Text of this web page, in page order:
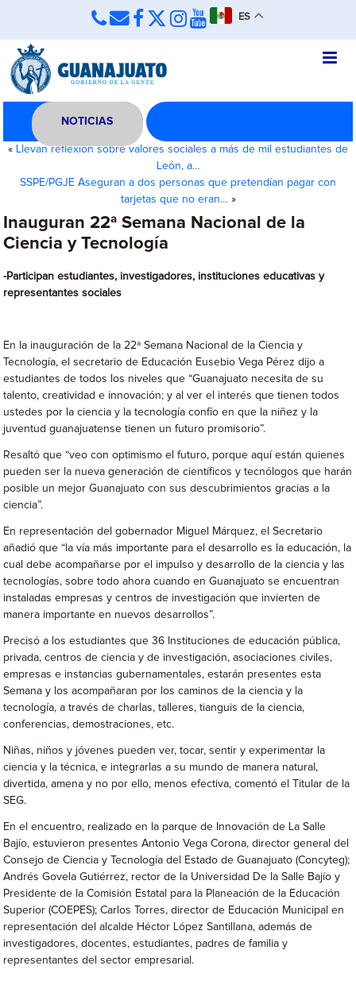
ES
NOTICIAS
« Llevan reflexión sobre valores sociales a más de mil estudiantes de
León, a…
SSPE/PGJE Aseguran a dos personas que pretendían pagar con
tarjetas que no eran… »
Inauguran 22ª Semana Nacional de la
Ciencia y Tecnología
-Participan estudiantes, investigadores, instituciones educativas y
representantes sociales
En la inauguración de la 22ª Semana Nacional de la Ciencia y
Tecnología, el secretario de Educación Eusebio Vega Pérez dijo a
estudiantes de todos los niveles que “Guanajuato necesita de su
talento, creatividad e innovación; y al ver el interés que tienen todos
ustedes por la ciencia y la tecnología confío en que la niñez y la
juventud guanajuatense tienen un futuro promisorio”.
Resaltó que “veo con optimismo el futuro, porque aquí están quienes
pueden ser la nueva generación de científicos y tecnólogos que harán
posible un mejor Guanajuato con sus descubrimientos gracias a la
ciencia”.
En representación del gobernador Miguel Márquez, el Secretario
añadió que “la vía más importante para el desarrollo es la educación, la
cual debe acompañarse por el impulso y desarrollo de la ciencia y las
tecnologías, sobre todo ahora cuando en Guanajuato se encuentran
instaladas empresas y centros de investigación que invierten de
manera importante en nuevos desarrollos”.
Precisó a los estudiantes que 36 Instituciones de educación pública,
privada, centros de ciencia y de investigación, asociaciones civiles,
empresas e instancias gubernamentales, estarán presentes esta
Semana y los acompañaran por los caminos de la ciencia y la
tecnología, a través de charlas, talleres, tianguis de la ciencia,
conferencias, demostraciones, etc.
Niñas, niños y jóvenes pueden ver, tocar, sentir y experimentar la
ciencia y la técnica, e integrarlas a su mundo de manera natural,
divertida, amena y no por ello, menos efectiva, comentó el Titular de la
SEG.
En el encuentro, realizado en la parque de Innovación de La Salle
Bajío, estuvieron presentes Antonio Vega Corona, director general del
Consejo de Ciencia y Tecnología del Estado de Guanajuato (Concyteg);
Andrés Govela Gutiérrez, rector de la Universidad De la Salle Bajío y
Presidente de la Comisión Estatal para la Planeación de la Educación
Superior (COEPES); Carlos Torres, director de Educación Municipal en
representación del alcalde Héctor López Santillana, además de
investigadores, docentes, estudiantes, padres de familia y
representantes del sector empresarial.